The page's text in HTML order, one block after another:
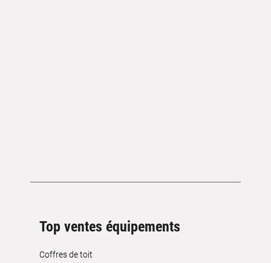
Top ventes équipements
Coffres de toit